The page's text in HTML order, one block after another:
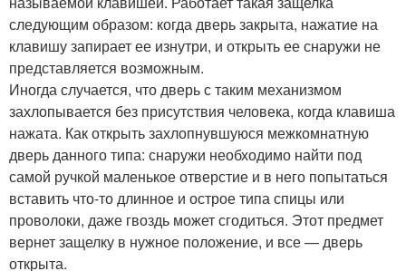
следующим образом: когда дверь закрыта, нажатие на
клавишу запирает ее изнутри, и открыть ее снаружи не
представляется возможным.
Иногда случается, что дверь с таким механизмом
захлопывается без присутствия человека, когда клавиша
нажата. Как открыть захлопнувшуюся межкомнатную
дверь данного типа: снаружи необходимо найти под
самой ручкой маленькое отверстие и в него попытаться
вставить что-то длинное и острое типа спицы или
проволоки, даже гвоздь может сгодиться. Этот предмет
вернет защелку в нужное положение, и все — дверь
открыта.